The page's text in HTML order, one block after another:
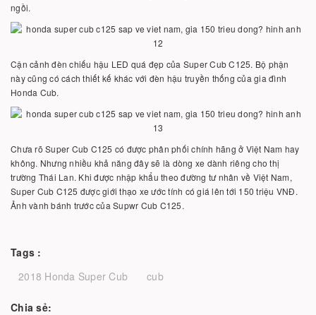
ngồi.
Cận cảnh đèn chiếu hậu LED quá đẹp của Super Cub C125. Bộ phận
này cũng có cách thiết kế khác với đèn hậu truyền thống của gia đình
Honda Cub.
Chưa rõ Super Cub C125 có được phân phối chính hãng ở Việt Nam hay
không. Nhưng nhiều khả năng đây sẽ là dòng xe dành riêng cho thị
trường Thái Lan. Khi được nhập khẩu theo đường tư nhân về Việt Nam,
Super Cub C125 được giới thạo xe ước tính có giá lên tới 150 triệu VNĐ.
Ảnh vành bánh trước của Supwr Cub C125.
Tags :
2018 Honda Super Cub
cub
Chia sẻ: